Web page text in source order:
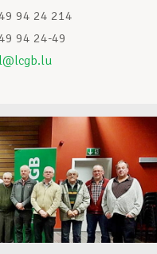
94 24 214
94 24-49